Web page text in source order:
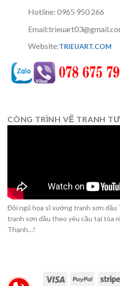
Hotline: 0965 950 266
Website:TRIEUART.COM
CÔNG TRÌNH VẼ TRANH
Đội ngũ họa sĩ xưởng tranh sơn
tranh sơn dầu theo yêu cầu tại tòa
Thạnh…!